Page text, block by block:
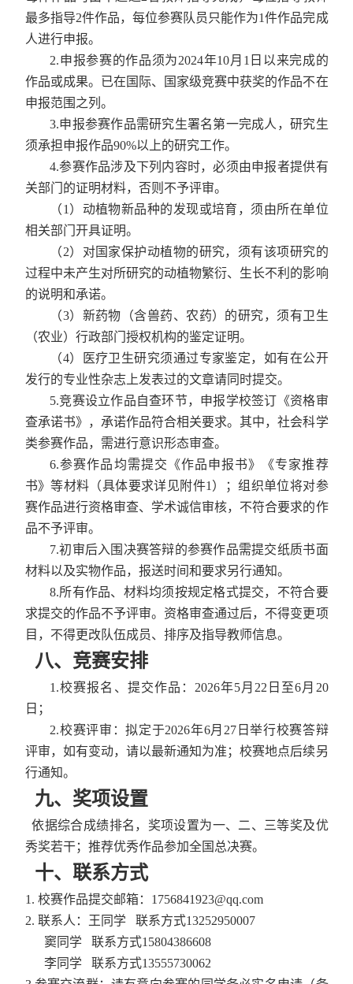
最多指导2件作品，每位参赛队员只能作为1件作品完成
人进行申报。
2.申报参赛的作品须为2024年10月 1 日以来完成的
作品或成果。已在国际、国家级竞赛中获奖的作品不在
申报范围之列。
3.申报参赛作品需研究生署名第一完成人，研究生
须承担申报作品90%以上的研究工作。
4.参赛作品涉及下列内容时，必须由申报者提供有
关部门的证明材料，否则不予评审。
（1 ）动植物新品种的发现或培育，须由所在单位
相关部门开具证明。
（2）对国家保护动植物的研究，须有该项研究的
过程中未产生对所研究的动植物繁衍、生长不利的影响
的说明和承诺。
（3）新药物（含兽药、农药）的研究，须有卫生
（农业）行政部门授权机构的鉴定证明。
（4）医疗卫生研究须通过专家鉴定，如有在公开
发行的专业性杂志上发表过的文章请同时提交。
5.竞赛设立作品自查环节，申报学校签订《资格审
查承诺书》，承诺作品符合相关要求。其中，社会科学
类参赛作品，需进行意识形态审查。
6.参赛作品均需提交《作品申报书》《专家推荐
书》等材料（具体要求详见附件1 ）；组织单位将对参
赛作品进行资格审查、学术诚信审核，不符合要求的作
品不予评审。
7.初审后入围决赛答辩的参赛作品需提交纸质书面
材料以及实物作品，报送时间和要求另行通知。
8.所有作品、材料均须按规定格式提交，不符合要
求提交的作品不予评审。资格审查通过后，不得变更项
目，不得更改队伍成员、排序及指导教师信息。
八、竞赛安排
1.校赛报名、提交作品： 2026年5月 22 日至6月 20
日；
2.校赛评审：拟定于2026年6月 27日举行校赛答辩
评审，如有变动，请以最新通知为准；校赛地点后续另
行通知。
九、奖项设置
依据综合成绩排名， 奖项设置为一、二、三等奖及优
秀奖若干；推荐优秀作品参加全国总决赛。
十、联系方式
1. 校赛作品提交邮箱： 1756841923@qq.com
2. 联系人：王同学 联系方式13252950007
窦同学 联系方式15804386608
李同学 联系方式13555730062